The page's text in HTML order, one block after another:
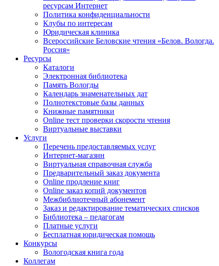
ресурсам Интернет
Политика конфиденциальности
Клубы по интересам
Юридическая клиника
Всероссийские Беловские чтения «Белов. Вологда.
Россия»
Ресурсы
Каталоги
Электронная библиотека
Память Вологды
Календарь знаменательных дат
Полнотекстовые базы данных
Книжные памятники
Online тест проверки скорости чтения
Виртуальные выставки
Услуги
Перечень предоставляемых услуг
Интернет-магазин
Виртуальная справочная служба
Предварительный заказ документа
Online продление книг
Online заказ копий документов
Межбиблиотечный абонемент
Заказ и редактирование тематических списков
Библиотека – педагогам
Платные услуги
Бесплатная юридическая помощь
Конкурсы
Вологодская книга года
Коллегам